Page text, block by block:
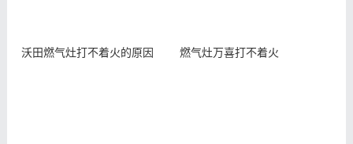
沃田燃气灶打不着火的原因 燃气灶万喜打不着火